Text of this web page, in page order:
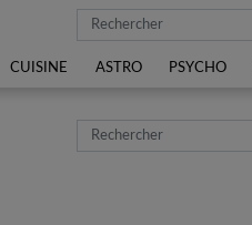
Rechercher
CUISINE ASTRO PSYCHO
Rechercher